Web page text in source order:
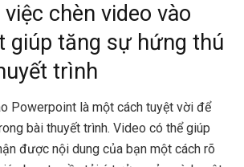
chèn video vào
giúp tăng sự hứng thú
trình
Powerpoint là một cách tuyệt vời để
bài thuyết trình. Video có thể giúp
được nội dung của bạn một cách rõ